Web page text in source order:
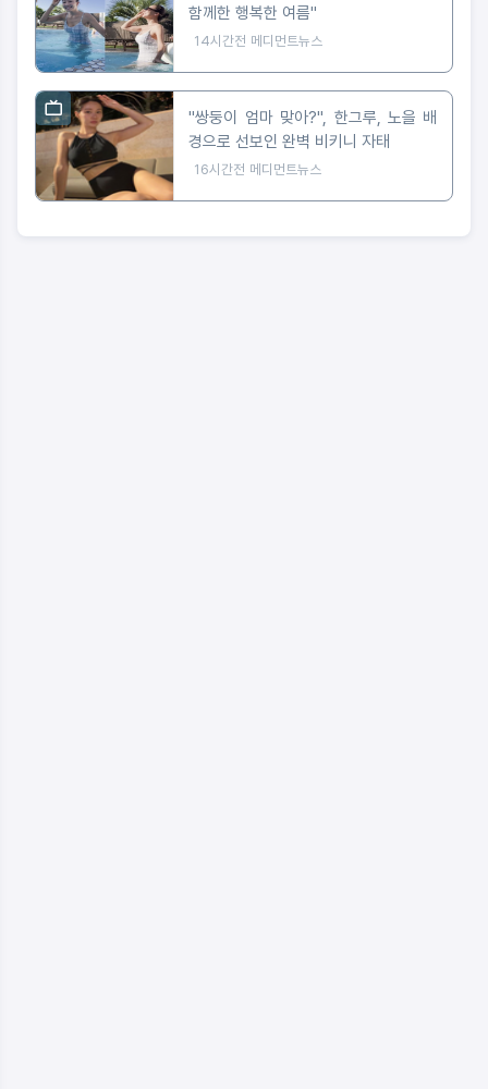
함께한 행복한 여름"
14시간전 메디먼트뉴스
"쌍둥이 엄마 맞아?", 한그루, 노을 배
경으로 선보인 완벽 비키니 자태
16시간전 메디먼트뉴스